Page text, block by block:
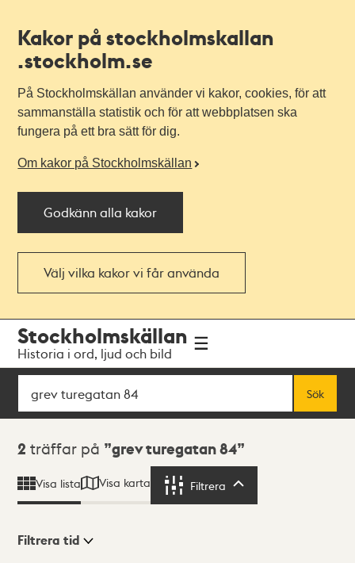
Kakor på stockholmskallan
.stockholm.se
På Stockholmskällan använder vi kakor, cookies, för att
sammanställa statistik och för att webbplatsen ska
fungera på ett bra sätt för dig.
Om kakor på Stockholmskällan
Godkänn alla kakor
Välj vilka kakor vi får använda
navigationen
huvudinnehållet
Stockholmskällan
Historia i ord, ljud och bild
Sök
Sök
Sökresultat
2 träffar på grev turegatan 84
Visa lista Visa karta Filtrera
Filtrera tid